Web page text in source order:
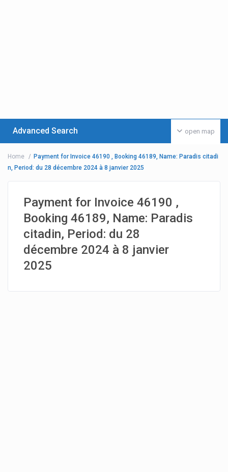
open map
Advanced Search
Home
Payment for Invoice 46190 , Booking 46189, Name: Paradis citadi
n, Period: du 28 décembre 2024 à 8 janvier 2025
Payment for Invoice 46190 ,
Booking 46189, Name: Paradis
citadin, Period: du 28
décembre 2024 à 8 janvier
2025